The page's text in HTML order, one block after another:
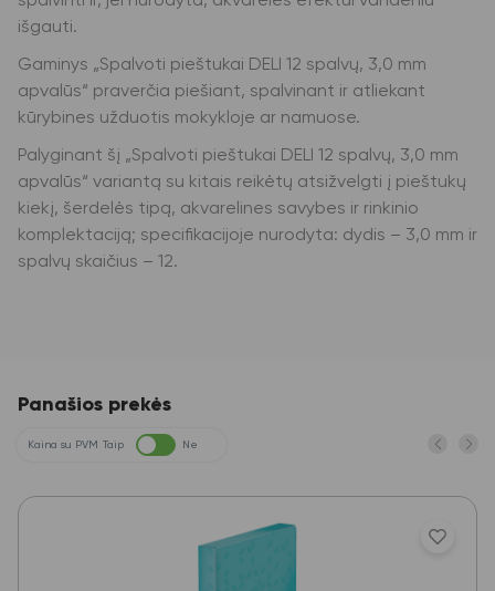
išgauti.
Gaminys „Spalvoti pieštukai DELI 12 spalvų, 3,0 mm
apvalūs“ praverčia piešiant, spalvinant ir atliekant
kūrybines užduotis mokykloje ar namuose.
Palyginant šį „Spalvoti pieštukai DELI 12 spalvų, 3,0 mm
apvalūs“ variantą su kitais reikėtų atsižvelgti į pieštukų
kiekį, šerdelės tipą, akvarelines savybes ir rinkinio
komplektaciją; specifikacijoje nurodyta: dydis – 3,0 mm ir
spalvų skaičius – 12.
Panašios prekės
Kaina su PVM Taip Ne